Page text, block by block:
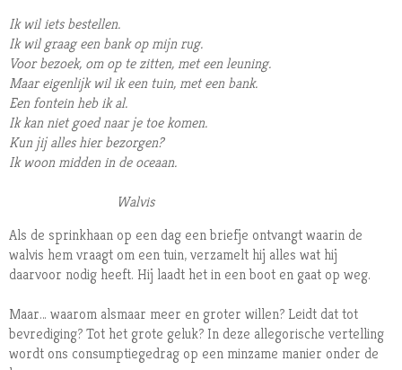
Ik wil iets bestellen.
Ik wil graag een bank op mijn rug.
Voor bezoek, om op te zitten, met een leuning.
Maar eigenlijk wil ik een tuin, met een bank.
Een fontein heb ik al.
Ik kan niet goed naar je toe komen.
Kun jij alles hier bezorgen?
Ik woon midden in de oceaan.
Walvis
Als de sprinkhaan op een dag een briefje ontvangt waarin de
walvis hem vraagt om een tuin, verzamelt hij alles wat hij
daarvoor nodig heeft. Hij laadt het in een boot en gaat op weg.
Maar… waarom alsmaar meer en groter willen? Leidt dat tot
bevrediging? Tot het grote geluk? In deze allegorische vertelling
wordt ons consumptiegedrag op een minzame manier onder de